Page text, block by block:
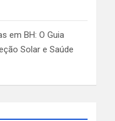
em BH: O Guia
Solar e Saúde